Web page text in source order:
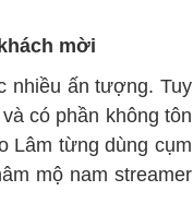
mời
nhiều ấn tượng. Tuy
có phần không tôn
Lâm từng dùng cụm
mộ nam streamer